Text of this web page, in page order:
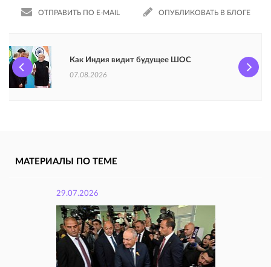
ОТПРАВИТЬ ПО E-MAIL ОПУБЛИКОВАТЬ В БЛОГЕ
Как Индия видит будущее ШОС
07.08.2026
МАТЕРИАЛЫ ПО ТЕМЕ
29.07.2026